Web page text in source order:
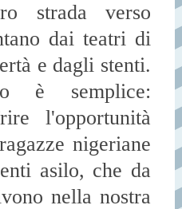
strada verso
dai teatri di
e dagli stenti.
è semplice:
l'opportunità
nigeriane
asilo, che da
nella nostra